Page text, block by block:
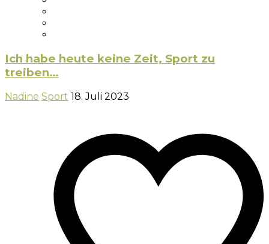
Ich habe heute keine Zeit, Sport zu
treiben…
Nadine Sport 18. Juli 2023